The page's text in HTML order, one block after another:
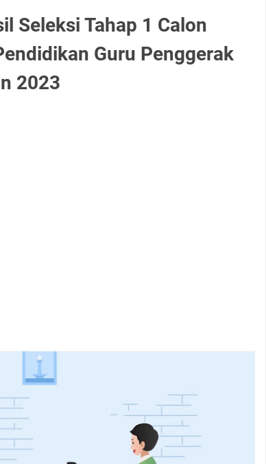
Seleksi Tahap 1 Calon
Guru Penggerak
2023